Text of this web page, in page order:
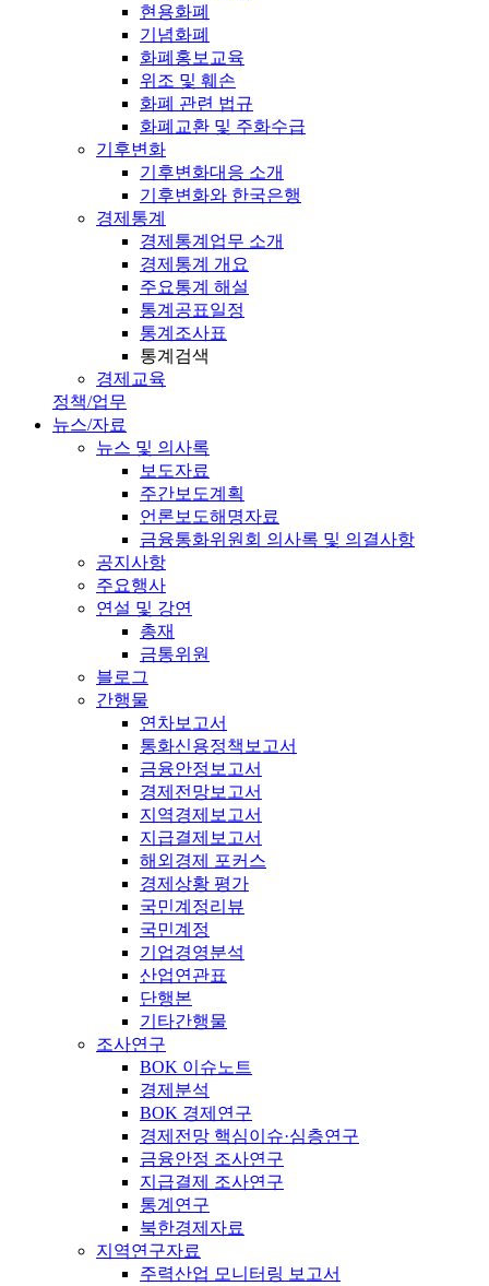
현용화폐
기념화폐
화폐홍보교육
위조 및 훼손
화폐 관련 법규
화폐교환 및 주화수급
기후변화
기후변화대응 소개
기후변화와 한국은행
경제통계
경제통계업무 소개
경제통계 개요
주요통계 해설
통계공표일정
통계조사표
통계검색
경제교육
정책/업무
뉴스/자료
뉴스 및 의사록
보도자료
주간보도계획
언론보도해명자료
금융통화위원회 의사록 및 의결사항
공지사항
주요행사
연설 및 강연
총재
금통위원
블로그
간행물
연차보고서
통화신용정책보고서
금융안정보고서
경제전망보고서
지역경제보고서
지급결제보고서
해외경제 포커스
경제상황 평가
국민계정리뷰
국민계정
기업경영분석
산업연관표
단행본
기타간행물
조사연구
BOK 이슈노트
경제분석
BOK 경제연구
경제전망 핵심이슈·심층연구
금융안정 조사연구
지급결제 조사연구
통계연구
북한경제자료
지역연구자료
주력산업 모니터링 보고서